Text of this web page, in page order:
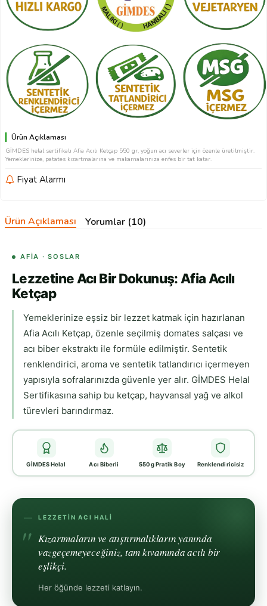
Ürün Açıklaması
GİMDES helal sertifikalı Afia Acılı Ketçap 550 gr, yoğun acı severler için özenle üretilmiştir.
Yemeklerinize, patates kızartmalarına ve makarnalarınıza enfes bir tat katar.
Fiyat Alarmı
Ürün Açıklaması Yorumlar (10)
AFIA · SOSLAR
Lezzetine Acı Bir Dokunuş: Afia Acılı
Ketçap
Yemeklerinize eşsiz bir lezzet katmak için hazırlanan
Afia Acılı Ketçap, özenle seçilmiş domates salçası ve
acı biber ekstraktı ile formüle edilmiştir. Sentetik
renklendirici, aroma ve sentetik tatlandırıcı içermeyen
yapısıyla sofralarınızda güvenle yer alır. GİMDES Helal
Sertifikasına sahip bu ketçap, hayvansal yağ ve alkol
türevleri barındırmaz.
GİMDES Helal Acı Biberli 550g Pratik Boy Renklendiricisiz
LEZZETIN ACI HALI
Kızartmaların ve atıştırmalıkların yanında
vazgeçemeyeceğiniz, tam kıvamında acılı bir
eşlikçi.
Her öğünde lezzeti katlayın.